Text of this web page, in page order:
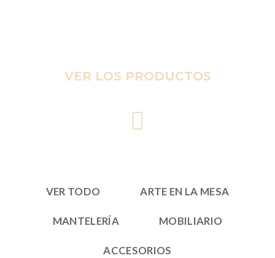
VER LOS PRODUCTOS
VER TODO ARTE EN LA MESA
MANTELERÍA MOBILIARIO
ACCESORIOS